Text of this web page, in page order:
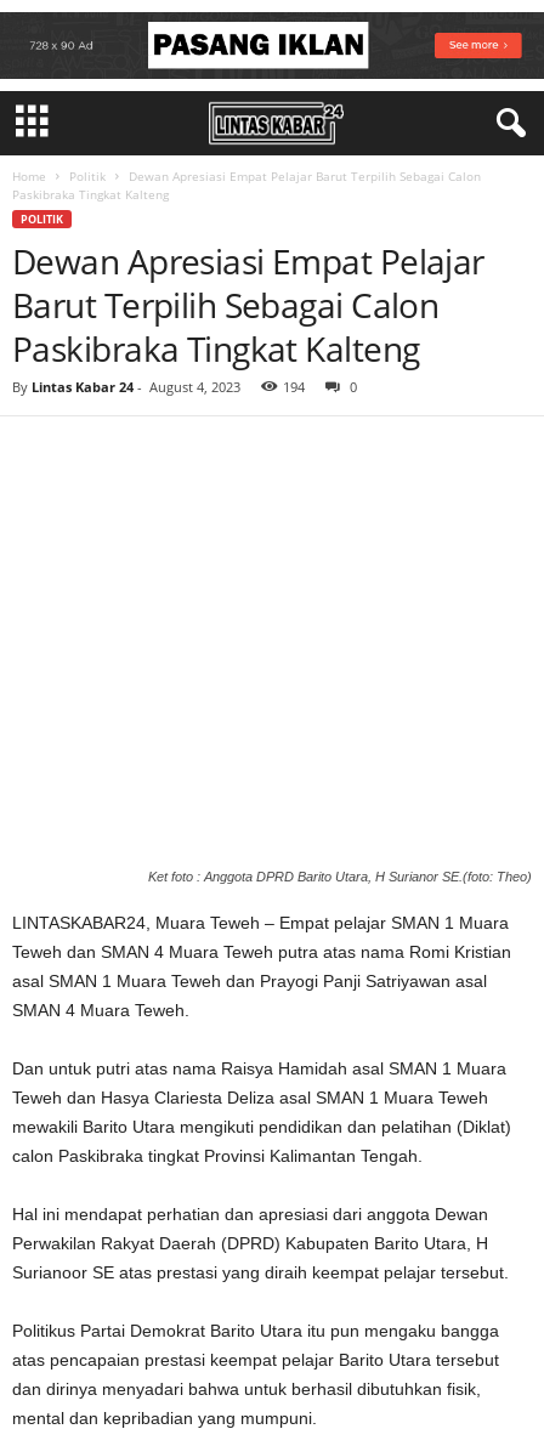
Home Politik
Dewan Apresiasi Empat Pelajar Barut Terpilih Sebagai Calon
Paskibraka Tingkat Kalteng
POLITIK
Dewan Apresiasi Empat Pelajar
Barut Terpilih Sebagai Calon
Paskibraka Tingkat Kalteng
By Lintas Kabar 24- August 4, 2023 194 0
Ket foto : Anggota DPRD Barito Utara, H Surianor SE.(foto: Theo)
LINTASKABAR24, Muara Teweh – Empat pelajar SMAN 1 Muara
Teweh dan SMAN 4 Muara Teweh putra atas nama Romi Kristian
asal SMAN 1 Muara Teweh dan Prayogi Panji Satriyawan asal
SMAN 4 Muara Teweh.
Dan untuk putri atas nama Raisya Hamidah asal SMAN 1 Muara
Teweh dan Hasya Clariesta Deliza asal SMAN 1 Muara Teweh
mewakili Barito Utara mengikuti pendidikan dan pelatihan (Diklat)
calon Paskibraka tingkat Provinsi Kalimantan Tengah.
Hal ini mendapat perhatian dan apresiasi dari anggota Dewan
Perwakilan Rakyat Daerah (DPRD) Kabupaten Barito Utara, H
Surianoor SE atas prestasi yang diraih keempat pelajar tersebut.
Politikus Partai Demokrat Barito Utara itu pun mengaku bangga
atas pencapaian prestasi keempat pelajar Barito Utara tersebut
dan dirinya menyadari bahwa untuk berhasil dibutuhkan fisik,
mental dan kepribadian yang mumpuni.